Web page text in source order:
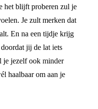
het blijft proberen zul je
Je zult merken dat
En na een tijdje krijg
jij de lat iets
je jezelf ook minder
haalbaar om aan je